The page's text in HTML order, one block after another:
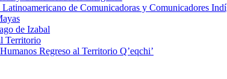
de Comunicadoras y Comunicadores
de Izabal
Territorio
Regreso al Territorio Q’eqchi’